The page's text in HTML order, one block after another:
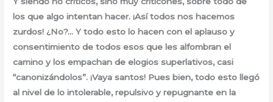
los que algo intentan hacer. ¡Así todos nos hacemos
zurdos! ¿No?… Y todo esto lo hacen con el aplauso y
consentimiento de todos esos que les alfombran el
camino y los empachan de elogios superlativos, casi
“canonizándolos”. ¡Vaya santos! Pues bien, todo esto llegó
al nivel de lo intolerable, repulsivo y repugnante en la